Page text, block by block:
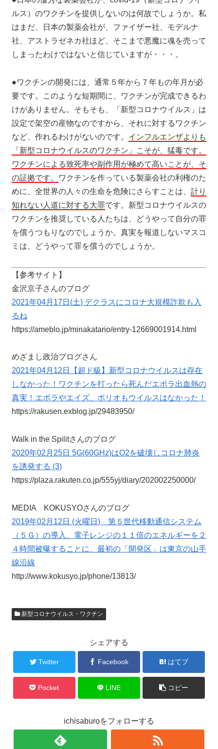
ルス）のワクチンを提供しないのは何故でしょうか。私
はまだ、日本の製薬会社が、ファイザー社、モデルナ
社、アストラゼネカ社ほど、そこまで悪魔に魂を売って
しまったわけではないと信じていますが・・・。
●ワクチンの開発には、通常５年から７年もの年月が必
要です。このような短期間に、ワクチンが完成できるわ
けがありません。そもそも、「新型コロナウイルス」は
設定で架空の産物なのですから、それに対するワクチン
など、作れるわけがないのです。 インフルエンザよりも
「新型コロナウイルスのワクチン」こそが、猛毒です。
ワクチンによる致死率や副作用が極めて高いことが、そ
の証拠です。
ワクチンを作っている製薬会社の利権のた
めに、全世界の人々の生命を危険にさらすことは、 計り
知れない人道に対する大罪です。新型コロナウイルスの
ワクチンを推奨している人たちは、どうやって自分の罪
を償うつもりなのでしょうか。真実を報道しないマスコ
ミは、どうやって罪を償うのでしょうか。
【参考サイト】
金沢京子さんのブログ
2021年04月17日(土) デクラスにコロナ大規模詐欺も入
るね
https://ameblo.jp/minakatario/entry-12669001914.html
めざまし政治ブログさん
2021年04月12日【超ド級】新型コロナウイルスは存在
しなかった！ワクチンを打ったら死んだエボラ出血熱の
真実！エボラやエイズ、ポリオもウイルスはなかった！
https://rakusen.exblog.jp/29483950/
Walk in the Spilitさんのブログ
2020年02月25日 5G(60GHz)はO2を破壊しコロナ肺炎
を誘発する (3)
https://plaza.rakuten.co.jp/555yj/diary/202002250000/
MEDIA KOKUSYOさんのブログ
2019年02月12日 (火曜日) 第５世代移動通信システム
（５Ｇ）の導入、電子レンジの１１倍のエネルギーを２
４時間被曝することに、最初の「開発区」は東京の山手
線沿線
http://www.kokusyo.jp/phone/13813/
新型コロナウイルス・ワクチン
シェアする
Twitter Facebook はてブ
Pocket LINE コピー
ichisaburoをフォローする